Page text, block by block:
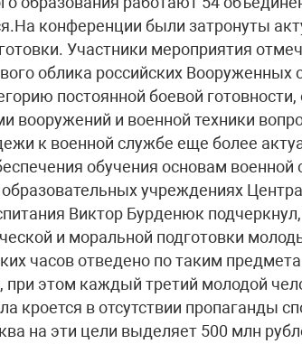
конференции были затронуты
Участники мероприятия
облика российских Вооруженных
постоянной боевой
вооружений и военной техники
к военной службе еще более
обучения основам
учреждениях
Виктор Бурденюк
и моральной подготовки
часов отведено по таким
при этом каждый третий молодой
кроется в отсутствии пропаганды
на эти цели выделяет 500 млн